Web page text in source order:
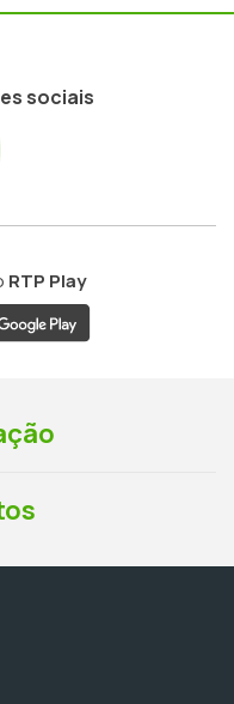
sociais
RTP Play